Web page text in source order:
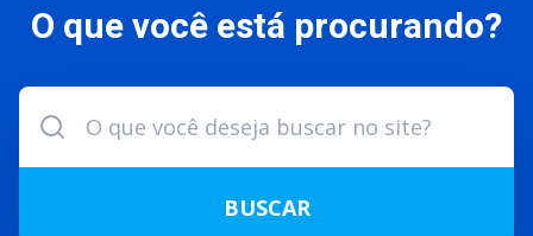
O que você está procurando?
BUSCAR